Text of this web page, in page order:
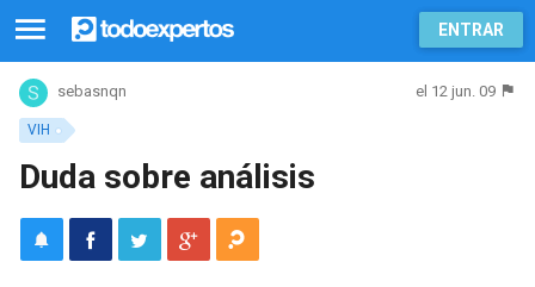
ENTRAR
VIH
sebasnqn el 12 jun. 09
Duda sobre análisis